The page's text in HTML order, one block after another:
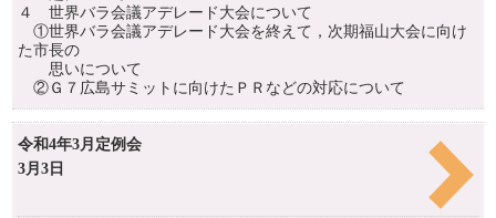
４ 世界バラ会議アデレード大会について
①世界バラ会議アデレード大会を終えて，次期福山大会に向け
た市長の
思いについて
②Ｇ７広島サミットに向けたＰＲなどの対応について
令和4年3月定例会
3月3日